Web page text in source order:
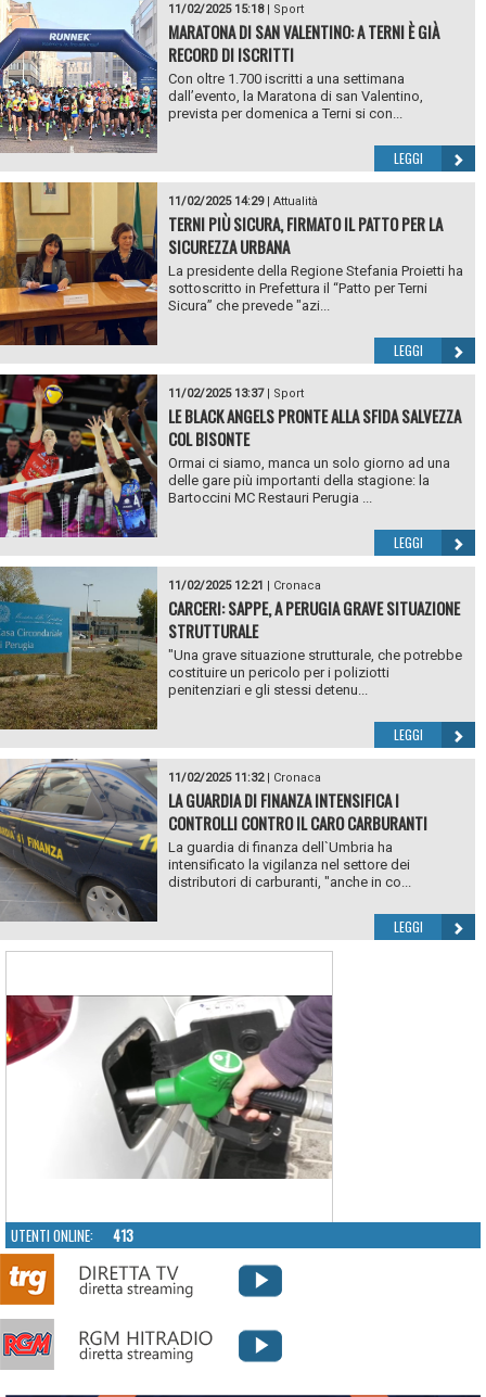
11/02/2025 15:18| Sport
MARATONA DI SAN VALENTINO: A TERNI È GIÀ
RECORD DI ISCRITTI
Con oltre 1.700 iscritti a una settimana
dall’evento, la Maratona di san Valentino,
prevista per domenica a Terni si con...
LEGGI
11/02/2025 14:29| Attualità
TERNI PIÙ SICURA, FIRMATO IL PATTO PER LA
SICUREZZA URBANA
La presidente della Regione Stefania Proietti ha
sottoscritto in Prefettura il “Patto per Terni
Sicura” che prevede "azi...
LEGGI
11/02/2025 13:37| Sport
LE BLACK ANGELS PRONTE ALLA SFIDA SALVEZZA
COL BISONTE
Ormai ci siamo, manca un solo giorno ad una
delle gare più importanti della stagione: la
Bartoccini MC Restauri Perugia ...
LEGGI
11/02/2025 12:21 | Cronaca
CARCERI: SAPPE, A PERUGIA GRAVE SITUAZIONE
STRUTTURALE
"Una grave situazione strutturale, che potrebbe
costituire un pericolo per i poliziotti
penitenziari e gli stessi detenu...
LEGGI
11/02/2025 11:32| Cronaca
LA GUARDIA DI FINANZA INTENSIFICA I
CONTROLLI CONTRO IL CARO CARBURANTI
La guardia di finanza dell`Umbria ha
intensificato la vigilanza nel settore dei
distributori di carburanti, "anche in co...
LEGGI
UTENTI ONLINE: 413